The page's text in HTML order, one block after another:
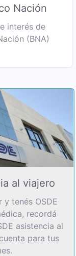
Nación
interés de
(BNA)
al viajero
y tenés OSDE
recordá
asistencia al
para tus